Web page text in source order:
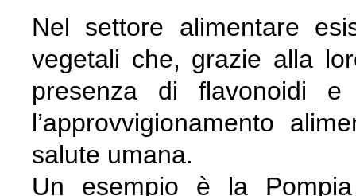
Nel settore alimentare
vegetali che, grazie alla
presenza di flavonoidi
l’approvvigionamento
salute umana.
Un esempio è la